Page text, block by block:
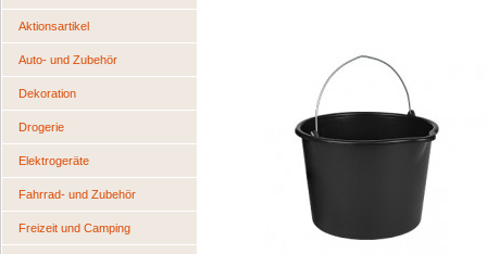
Aktionsartikel
Auto- und Zubehör
Dekoration
Drogerie
Elektrogeräte
Fahrrad- und Zubehör
Freizeit und Camping